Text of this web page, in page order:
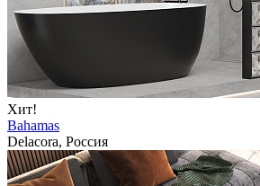
Хит!
Bahamas
Delacora, Россия